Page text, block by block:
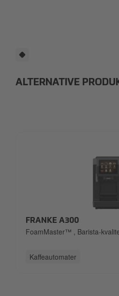
ALTERNATIVE
FRANKE A300
FoamMaster™ , Barista-
Kaffeautomater